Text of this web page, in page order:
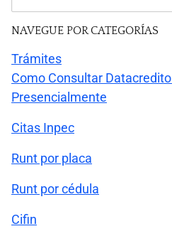
NAVEGUE POR CATEGORÍAS
Trámites
Como Consultar
Presencialmente
Citas Inpec
Runt por placa
Runt por cédula
Cifin